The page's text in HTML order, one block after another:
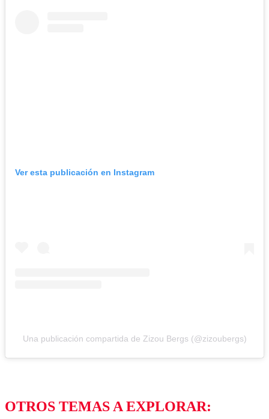
Ver esta publicación en Instagram
Una publicación compartida de Zizou Bergs (@zizoubergs)
OTROS TEMAS A EXPLORAR: